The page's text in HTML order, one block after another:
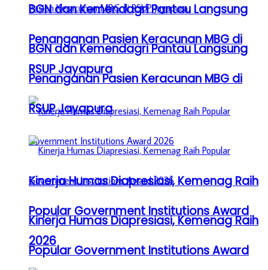
BGN dan Kemendagri Pantau Langsung
Penanganan Pasien Keracunan MBG di
RSUP Jayapura
Kinerja Humas Diapresiasi, Kemenag Raih
Popular Government Institutions Award
2026
BGN dan Kemendagri Pantau Langsung
Penanganan Pasien Keracunan MBG di
RSUP Jayapura
Kinerja Humas Diapresiasi, Kemenag Raih
Popular Government Institutions Award